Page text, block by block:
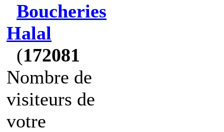
Boucheries
Halal
(172081
Nombre de
visiteurs de
votre